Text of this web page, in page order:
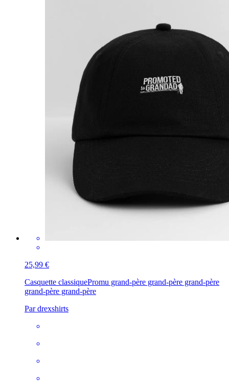
25,99 €
Casquette classiquePromu grand-père grand-père grand-père
grand-père grand-père
Par drexshirts